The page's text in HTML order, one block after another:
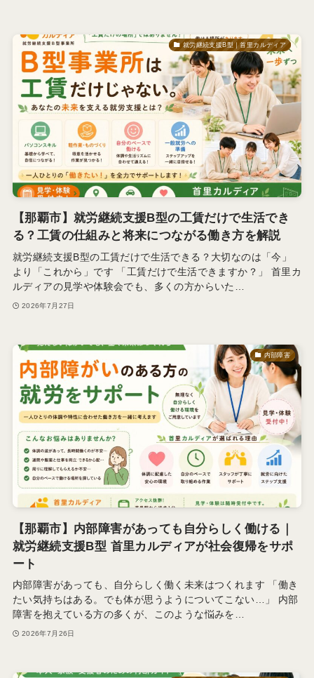
就労継続支援B型｜首里カルディア
【那覇市】就労継続支援B型の工賃だけで生活でき
る？工賃の仕組みと将来につながる働き方を解説
就労継続支援B型の工賃だけで生活できる？大切なのは「今」
より「これから」です 「工賃だけで生活できますか？」 首里カ
ルディアの見学や体験会でも、多くの方からいた…
2026年7月27日
内部障害
【那覇市】内部障害があっても自分らしく働ける｜
就労継続支援B型 首里カルディアが社会復帰をサポ
ート
内部障害があっても、自分らしく働く未来はつくれます 「働き
たい気持ちはある。でも体が思うようについてこない…」 内部
障害を抱えている方の多くが、このような悩みを…
2026年7月26日